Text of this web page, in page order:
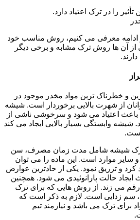
تأثیر را در ترک اعتیاد دارد.
ادامه معرفی می کنیم، روش مناسب خود
از آن ها روش ترک مشابه و برخی دیگر
و خطرناک ترین مواد مخدر موجود در
از شهرت بالایی برخوردار است. شیشه
باعث اعتیاد می شود و سرخوشی ناشی از
شیشه وابستگی بسیار بالایی ایجاد می کند
ترک شیشه شامل مدت زمان مصرف، سن
موارد است. این ماده را می توان
کرد و تزریق نمود. یکی از حادترین عوارض
حالت پارانوئیدی می شود. همچنین
رقم می زند. از روش هایی که برای ترک
سم زدایی است. لازم به ذکر است که
ترک می باشد و نیازمند تیم